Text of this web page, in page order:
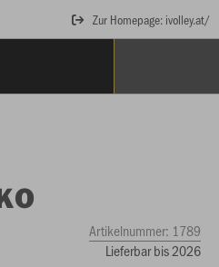
Zur Homepage: ivolley.at/
Artikelnummer: 1789
Lieferbar bis 2026